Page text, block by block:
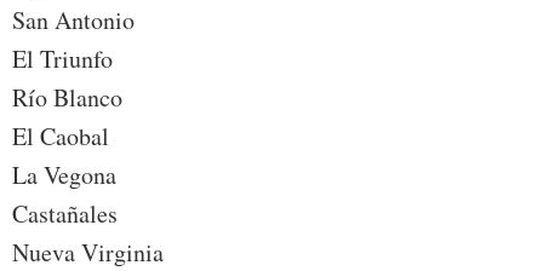
San Antonio
El Triunfo
Río Blanco
El Caobal
La Vegona
Castañales
Nueva Virginia